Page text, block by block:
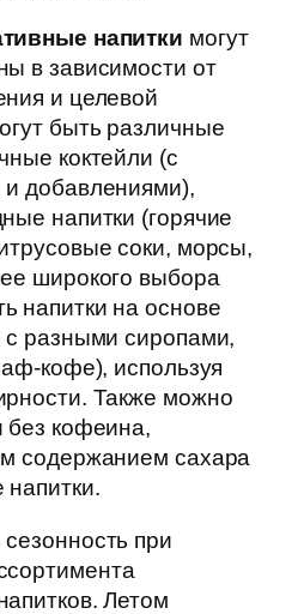
напитки могут
в зависимости от
и целевой
быть различные
коктейли (с
добавлениями),
напитки (горячие
соки, морсы,
широкого выбора
напитки на основе
с разными сиропами,
кофе), используя
Также можно
без кофеина,
содержанием сахара
напитки.
при
Летом